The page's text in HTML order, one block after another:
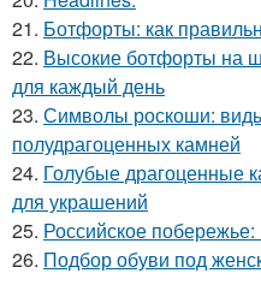
21. Ботфорты: как
22. Высокие ботфорты на
для каждый день
23. Символы роскоши:
полудрагоценных камней
24. Голубые драгоценные
для украшений
25. Российское
26. Подбор обуви под